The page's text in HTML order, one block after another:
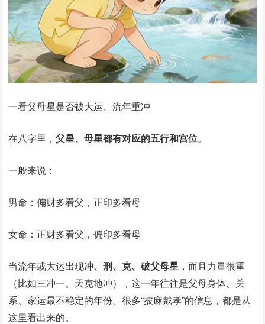
一看父母星是否被大运、流年重冲
在八字里，父星、母星都有对应的五行和宫位。
一般来说：
男命：偏财多看父，正印多看母
女命：正财多看父，偏印多看母
当流年或大运出现冲、刑、克、破父母星 ，而且力量很重
（比如三冲一、天克地冲），这一年往往是父母身体、关
系、家运最不稳定的年份。很多“披麻戴孝”的信息，都是从
这里看出来的。